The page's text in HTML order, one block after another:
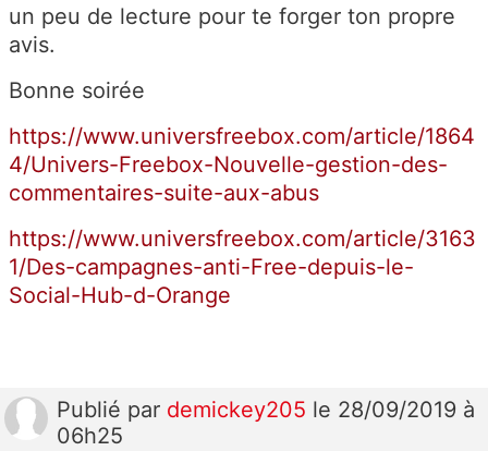
un peu de lecture pour te forger ton propre
avis.
Bonne soirée
https://www.universfreebox.com/article/1864
4/Univers-Freebox-Nouvelle-gestion-des-
commentaires-suite-aux-abus
https://www.universfreebox.com/article/3163
1/Des-campagnes-anti-Free-depuis-le-
Social-Hub-d-Orange
Publié par demickey205 le 28/09/2019 à
06h25